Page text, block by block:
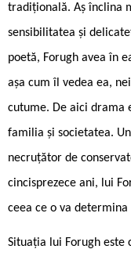
tradiţională. Aş înclina
sensibilitatea şi
poetă, Forugh avea în
aşa cum îl vedea ea,
cutume. De aici drama
familia și societatea.
necruțător de
cincisprezece ani, lui
ceea ce o va
Situaţia lui Forugh este